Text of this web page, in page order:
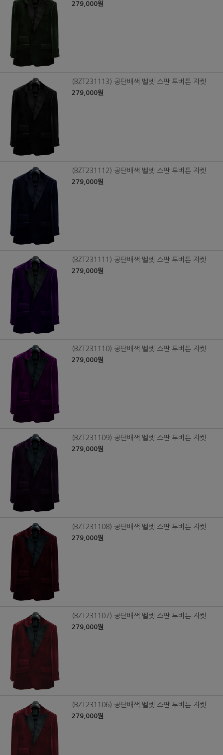
279,000원
(BZT231113) 공단배색 벨벳 스판 투버튼 자켓
279,000원
(BZT231112) 공단배색 벨벳 스판 투버튼 자켓
279,000원
(BZT231111) 공단배색 벨벳 스판 투버튼 자켓
279,000원
(BZT231110) 공단배색 벨벳 스판 투버튼 자켓
279,000원
(BZT231109) 공단배색 벨벳 스판 투버튼 자켓
279,000원
(BZT231108) 공단배색 벨벳 스판 투버튼 자켓
279,000원
(BZT231107) 공단배색 벨벳 스판 투버튼 자켓
279,000원
(BZT231106) 공단배색 벨벳 스판 투버튼 자켓
279,000원